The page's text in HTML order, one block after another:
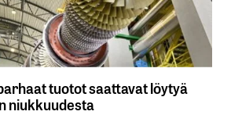
tuotot saattavat löytyä
niukkuudesta